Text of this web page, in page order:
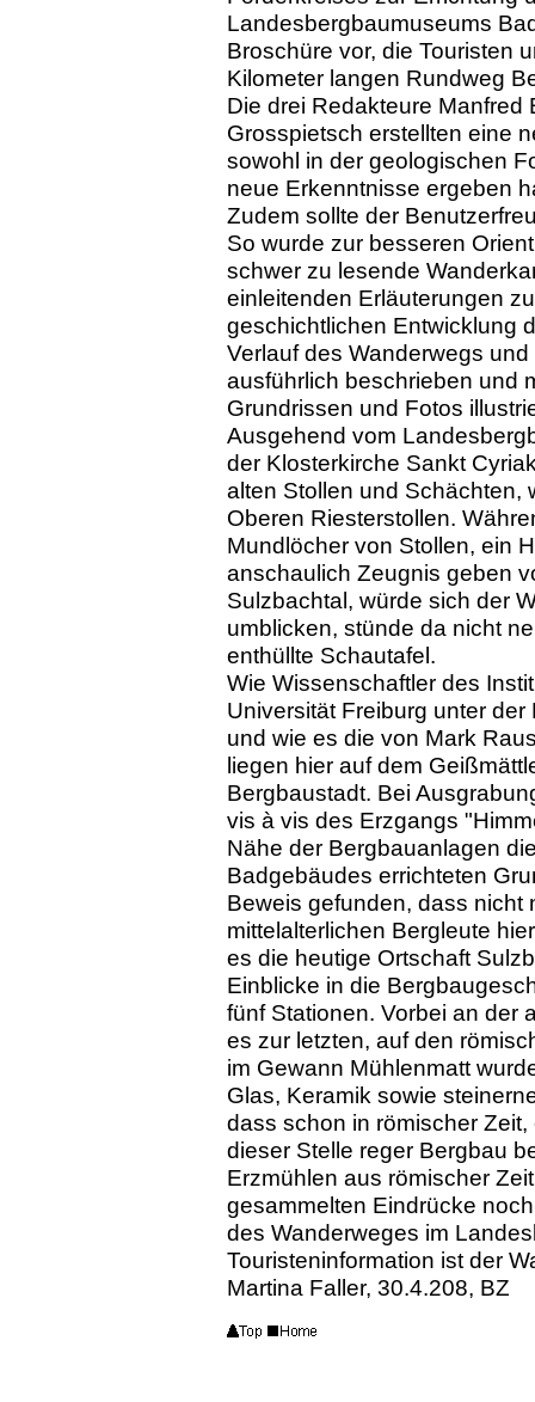
Landesbergbaumuseums
Broschüre vor, die Touristen
Kilometer langen Rundweg
Die drei Redakteure Manfred
Grosspietsch erstellten eine
sowohl in der geologischen
neue Erkenntnisse ergeben
Zudem sollte der
So wurde zur besseren
schwer zu lesende
einleitenden Erläuterungen
geschichtlichen Entwicklung
Verlauf des Wanderwegs
ausführlich beschrieben und
Grundrissen und Fotos
Ausgehend vom
der Klosterkirche Sankt
alten Stollen und Schächten,
Oberen Riesterstollen.
Mundlöcher von Stollen, ein
anschaulich Zeugnis geben
Sulzbachtal, würde sich der
umblicken, stünde da nicht
enthüllte Schautafel.
Wie Wissenschaftler des
Universität Freiburg unter
und wie es die von Mark
liegen hier auf dem
Bergbaustadt. Bei
vis à vis des Erzgangs
Nähe der Bergbauanlagen
Badgebäudes errichteten
Beweis gefunden, dass nicht
mittelalterlichen Bergleute
es die heutige Ortschaft
Einblicke in die
fünf Stationen. Vorbei an der
es zur letzten, auf den
im Gewann Mühlenmatt
Glas, Keramik sowie
dass schon in römischer
dieser Stelle reger Bergbau
Erzmühlen aus römischer
gesammelten Eindrücke
des Wanderweges im
Touristeninformation ist der
Martina Faller, 30.4.208, BZ